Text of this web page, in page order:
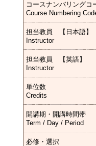
コースナンバリングコ
Course Numbering
担当教員 【日本語】
Instructor
担当教員 【英語】
Instructor
単位数
Credits
開講期・開講時間帯
Term / Day / Period
必修・選択